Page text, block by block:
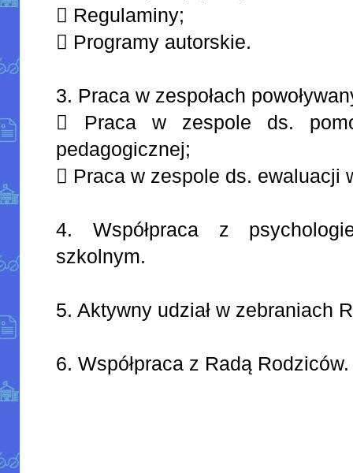
 Regulaminy;
 Programy autorskie.
3. Praca w zespołach
 Praca w zespole ds.
pedagogicznej;
 Praca w zespole ds. ewaluacji
4. Współpraca z
szkolnym.
5. Aktywny udział w zebraniach
6. Współpraca z Radą Rodziców.